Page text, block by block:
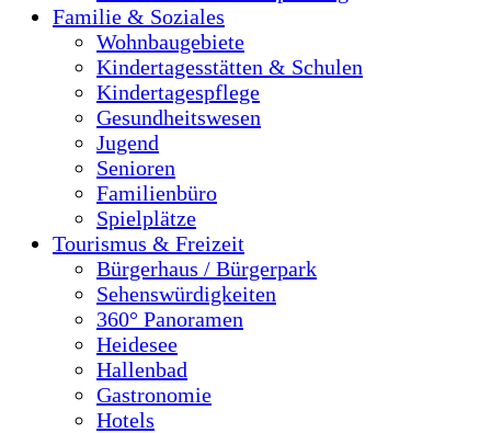
Familie & Soziales
Wohnbaugebiete
Kindertagesstätten & Schulen
Kindertagespflege
Gesundheitswesen
Jugend
Senioren
Familienbüro
Spielplätze
Tourismus & Freizeit
Bürgerhaus / Bürgerpark
Sehenswürdigkeiten
360° Panoramen
Heidesee
Hallenbad
Gastronomie
Hotels